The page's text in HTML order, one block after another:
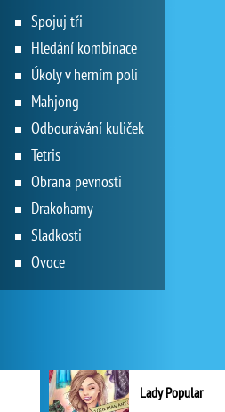
Spojuj tři
Hledání kombinace
Úkoly v herním poli
Mahjong
Odbourávání kuliček
Tetris
Obrana pevnosti
Drakohamy
Sladkosti
Ovoce
Lady Popular